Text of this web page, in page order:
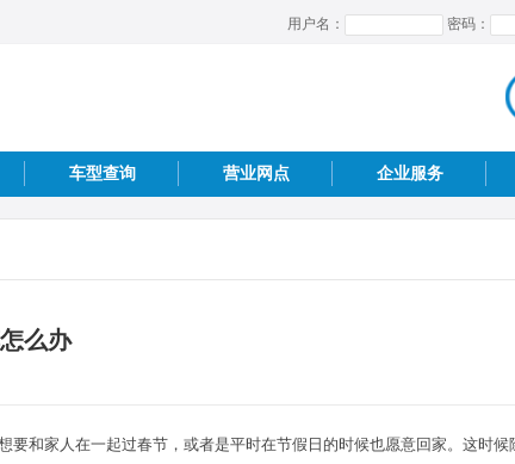
用户名： 密码：
车型查询 营业网点 企业服务
么办
要和家人在一起过春节，或者是平时在节假日的时候也愿意回家。这时候